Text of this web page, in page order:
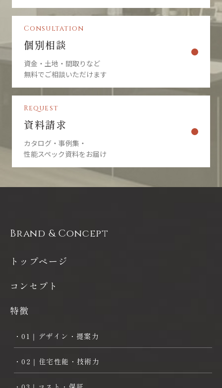
Consultation
個別相談
資金・土地・間取りなど
無料でご相談いただけます
Request
資料請求
カタログ・事例集・
性能スペック資料をお届け
Brand & Concept
トップページ
コンセプト
特徴
・01｜デザイン・提案力
・02｜住宅性能・技術力